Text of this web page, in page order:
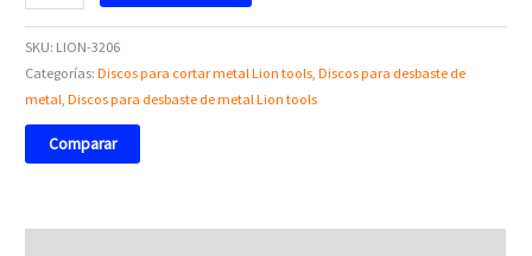
SKU: LION-3206
Categorías:Discos para cortar metal Lion tools,Discos para desbaste de
metal,Discos para desbaste de metal Lion tools
Comparar